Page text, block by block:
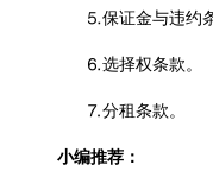
⒌保证金与违约条
⒍选择权条款。
⒎分租条款。
小编推荐：